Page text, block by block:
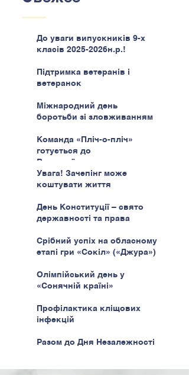
До уваги випускників 9-х
класів 2025-2026н.р.!
Підтримка ветеранів і
ветеранок
Міжнародний день
боротьби зі зловживанням
Команда «Пліч-о-пліч»
готується до
Всеукраїнського етапу
Увага! Зачепінг може
коштувати життя
День Конституції – свято
державності та права
Срібний успіх на обласному
етапі гри «Сокіл» («Джура»)
Олімпійський день у
«Сонячній країні»
Профілактика кліщових
інфекцій
Разом до Дня Незалежності